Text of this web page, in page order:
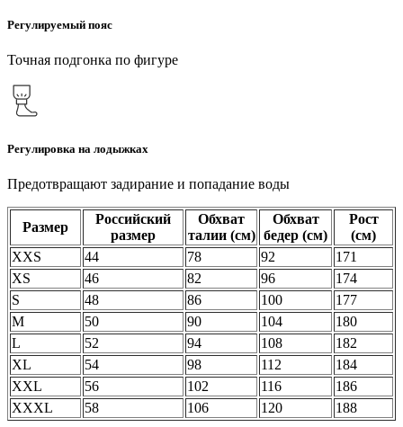
Регулируемый пояс
Точная подгонка по фигуре
Регулировка на лодыжках
Предотвращают задирание и попадание воды
Размер
Российский
размер
Обхват
талии (см)
Обхват
бедер (см)
Рост
(см)
XXS
44 78 92
171
XS
46 82 96
174
S
48 86 100
177
M
50 90 104
180
L
52 94 108
182
XL
54 98 112
184
XXL
56 102 116
186
XXXL
58 106 120 188